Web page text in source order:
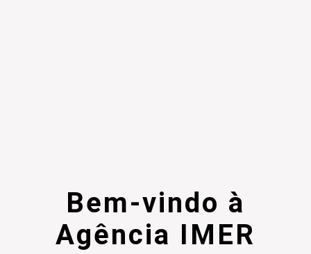
Bem-vindo à
Agência IMER